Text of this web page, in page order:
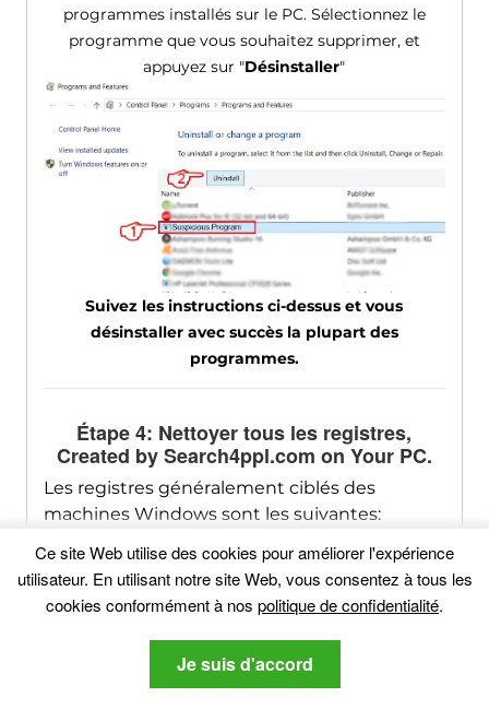
programmes installés sur le PC. Sélectionnez le
programme que vous souhaitez supprimer, et
appuyez sur "Désinstaller"
Suivez les instructions ci-dessus et vous
désinstaller avec succès la plupart des
programmes.
Étape 4: Nettoyer tous les registres,
Created by Search4ppl.com on Your PC.
Les registres généralement ciblés des
machines Windows sont les suivantes:
HKEY_LOCAL_MACHINE Software Microsoft
Windows CurrentVersion Run
HKEY_CURRENT_USER Software Microsoft
Windows CurrentVersion Run
HKEY_LOCAL_MACHINE Software Microsoft
Windows CurrentVersion RunOnce
Ce site Web utilise des cookies pour améliorer l'expérience
utilisateur. En utilisant notre site Web, vous consentez à tous les
cookies conformément à nos politique de confidentialité.
Je suis d'accord